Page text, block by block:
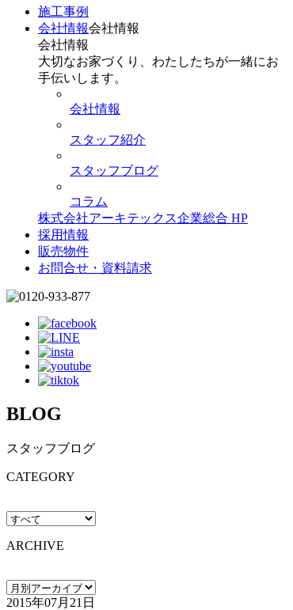
施工事例
会社情報会社情報
会社情報
大切なお家づくり、わたしたちが一緒にお
手伝いします。
会社情報
スタッフ紹介
スタッフブログ
コラム
株式会社アーキテックス企業総合 HP
採用情報
販売物件
お問合せ・資料請求
BLOG
スタッフブログ
CATEGORY
ARCHIVE
2015年07月21日